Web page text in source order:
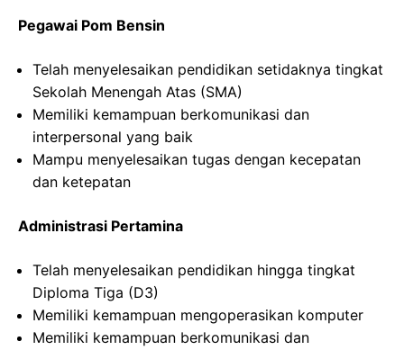
Pegawai Pom Bensin
Telah menyelesaikan pendidikan setidaknya tingkat
Sekolah Menengah Atas (SMA)
Memiliki kemampuan berkomunikasi dan
interpersonal yang baik
Mampu menyelesaikan tugas dengan kecepatan
dan ketepatan
Administrasi Pertamina
Telah menyelesaikan pendidikan hingga tingkat
Diploma Tiga (D3)
Memiliki kemampuan mengoperasikan komputer
Memiliki kemampuan berkomunikasi dan